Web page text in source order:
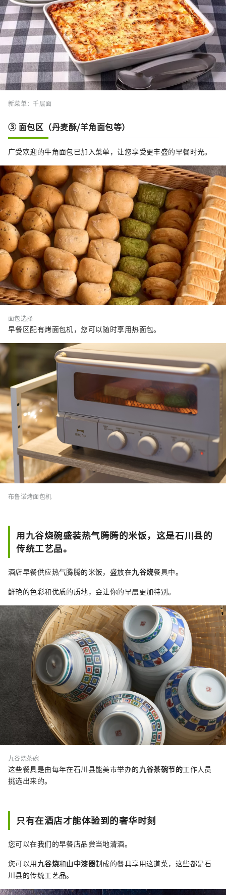
新菜单：千层面
③ 面包区（丹麦酥/羊角面包等）
广受欢迎的牛角面包已加入菜单，让您享受更丰盛的早餐时光。
面包选择
早餐区配有烤面包机，您可以随时享用热面包。
布鲁诺烤面包机
用九谷烧碗盛装热气腾腾的米饭，这是石川县的
传统工艺品。
酒店早餐供应热气腾腾的米饭，盛放在九谷烧餐具中。
鲜艳的色彩和优质的质地，会让你的早晨更加特别。
九谷烧茶碗
这些餐具是由每年在石川县能美市举办的九谷茶碗节的工作人员
挑选出来的。
只有在酒店才能体验到的奢华时刻
您可以在我们的早餐店品尝当地清酒。
您可以用九谷烧和山中漆器制成的餐具享用这道菜，这些都是石
川县的传统工艺品。